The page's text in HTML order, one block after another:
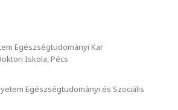
Egészségtudományi Kar
Iskola, Pécs
Egészségtudományi és Szociális